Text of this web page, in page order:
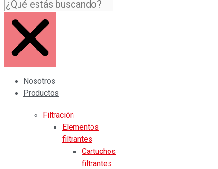
Nosotros
Productos
Filtración
Elementos
filtrantes
Cartuchos
filtrantes